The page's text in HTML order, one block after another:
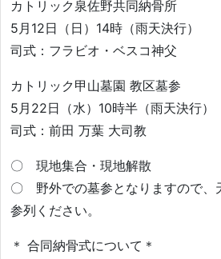
カトリック泉佐野共同納骨所
5月12日（日）14時（雨天決行）
司式：フラビオ・ベスコ神父
カトリック甲山墓園 教区墓参
5月22日（水）10時半（雨天決行）
司式：前田 万葉 大司教
〇 現地集合・現地解散
〇 野外での墓参となりますので、
参列ください。
＊ 合同納骨式について＊